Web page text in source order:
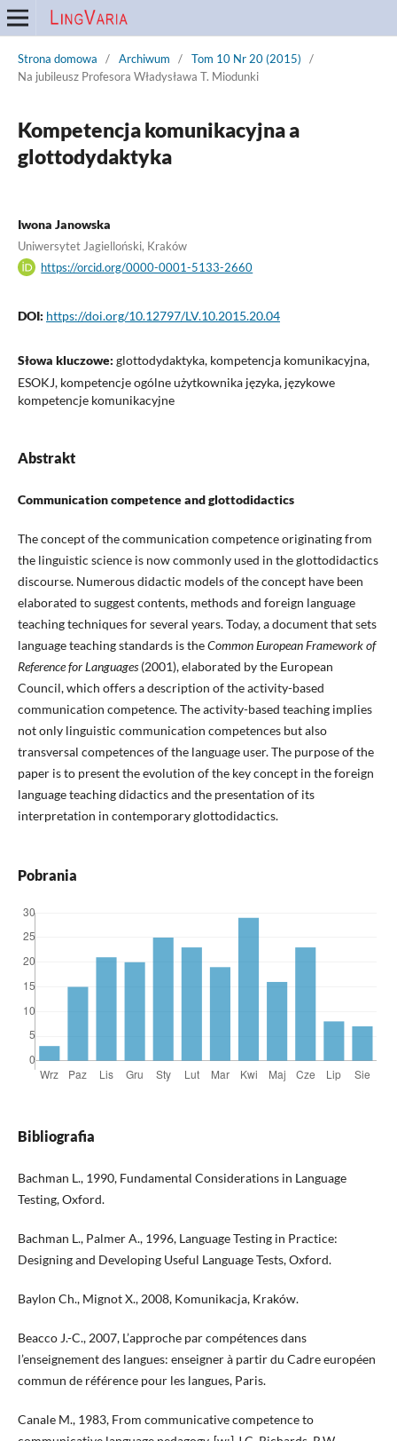
Strona domowa / Archiwum / Tom 10 Nr 20 (2015)
/
Na jubileusz Profesora Władysława T. Miodunki
Kompetencja komunikacyjna a
glottodydaktyka
Iwona Janowska
Uniwersytet Jagielloński, Kraków
https://orcid.org/0000-0001-5133-2660
DOI: https://doi.org/10.12797/LV.10.2015.20.04
Słowa kluczowe: glottodydaktyka, kompetencja komunikacyjna,
ESOKJ, kompetencje ogólne użytkownika języka, językowe
kompetencje komunikacyjne
Abstrakt
Communication competence and glottodidactics
The concept of the communication competence originating from
the linguistic science is now commonly used in the glottodidactics
discourse. Numerous didactic models of the concept have been
elaborated to suggest contents, methods and foreign language
teaching techniques for several years. Today, a document that sets
language teaching standards is theCommon European Framework of
Reference for Languages(2001), elaborated by the European
Council, which offers a description of the activity-based
communication competence. The activity-based teaching implies
not only linguistic communication competences but also
transversal competences of the language user. The purpose of the
paper is to present the evolution of the key concept in the foreign
language teaching didactics and the presentation of its
interpretation in contemporary glottodidactics.
Pobrania
Bibliografia
Bachman L., 1990, Fundamental Considerations in Language
Testing, Oxford.
Bachman L., Palmer A., 1996, Language Testing in Practice:
Designing and Developing Useful Language Tests, Oxford.
Baylon Ch., Mignot X., 2008, Komunikacja, Kraków.
Beacco J.-C., 2007, L’approche par compétences dans
l’enseignement des langues: enseigner à partir du Cadre européen
commun de référence pour les langues, Paris.
Canale M., 1983, From communicative competence to